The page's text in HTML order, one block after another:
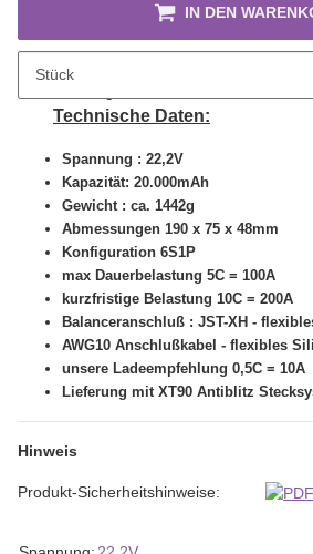
Stück
IN DEN
Technische Daten:
Spannung : 22,2V
Kapazität: 20.000mAh
Gewicht : ca. 1442g
Abmessungen 190 x 75 x 48mm
Konfiguration 6S1P
max Dauerbelastung 5C = 100A
kurzfristige Belastung 10C = 200A
Balanceranschluß : JST-XH -
AWG10 Anschlußkabel - flexibles
unsere Ladeempfehlung 0,5C = 10A
Lieferung mit XT90 Antiblitz
Hinweis
Produkt-Sicherheitshinweise:
Produkteigenschaft
Wert